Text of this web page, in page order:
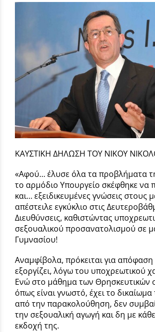
ΚΑΥΣΤΙΚΗ ΔΗΛΩΣΗ ΤΟΥ ΝΙΚΟΥ
«Αφού… έλυσε όλα τα προβλήματα
το αρμόδιο Υπουργείο σκέφθηκε να
και… εξειδικευμένες γνώσεις στους
απέστειλε εγκύκλιο στις
Διευθύνσεις, καθιστώντας
σεξουαλικού προσανατολισμού σε
Γυμνασίου!
Αναμφίβολα, πρόκειται για
εξοργίζει, λόγω του υποχρεωτικού
Ενώ στο μάθημα των Θρησκευτικών
όπως είναι γνωστό, έχει το δικαίωμα
από την παρακολούθηση, δεν
την σεξουαλική αγωγή και δη με
εκδοχή της.